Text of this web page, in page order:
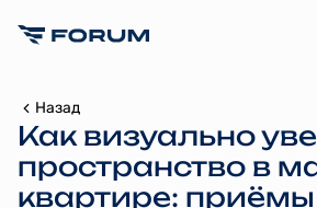
Назад
Как визуально
пространство в
квартире: приёмы